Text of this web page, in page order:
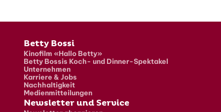
Fusszeile
Betty Bossi
Kinofilm «Hallo Betty»
Betty Bossis Koch- und Dinner-Spektakel
Unternehmen
Karriere & Jobs
Nachhaltigkeit
Medienmitteilungen
Newsletter und Service